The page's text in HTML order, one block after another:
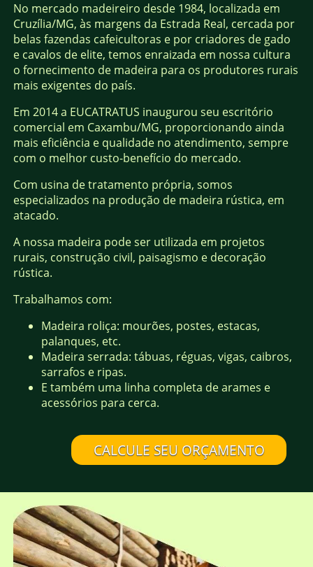
No mercado madeireiro desde 1984, localizada em
Cruzília/MG, às margens da Estrada Real, cercada por
belas fazendas cafeicultoras e por criadores de gado
e cavalos de elite, temos enraizada em nossa cultura
o fornecimento de madeira para os produtores rurais
mais exigentes do país.
Em 2014 a EUCATRATUS inaugurou seu escritório
comercial em Caxambu/MG, proporcionando ainda
mais eficiência e qualidade no atendimento, sempre
com o melhor custo-benefício do mercado.
Com usina de tratamento própria, somos
especializados na produção de madeira rústica, em
atacado.
A nossa madeira pode ser utilizada em projetos
rurais, construção civil, paisagismo e decoração
rústica.
Trabalhamos com:
Madeira roliça: mourões, postes, estacas,
palanques, etc.
Madeira serrada: tábuas, réguas, vigas, caibros,
sarrafos e ripas.
E também uma linha completa de arames e
acessórios para cerca.
CALCULE SEU ORÇAMENTO